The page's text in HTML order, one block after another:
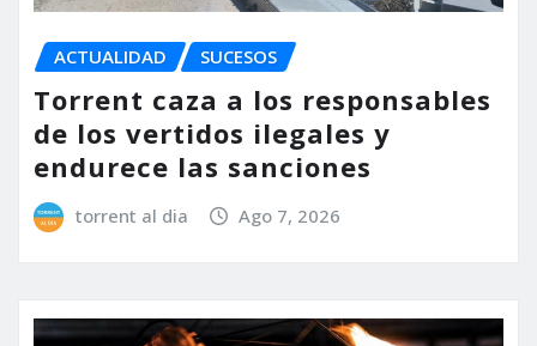
ACTUALIDAD SUCESOS
Torrent caza a los responsables
de los vertidos ilegales y
endurece las sanciones
torrent al dia Ago 7, 2026